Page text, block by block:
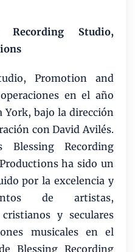
Recording Studio,
Promotion and
en el año
York, bajo la dirección
con David Avilés.
Blessing Recording
ha sido un
por la excelencia y
de artistas,
y seculares
musicales en el
Blessing Recording